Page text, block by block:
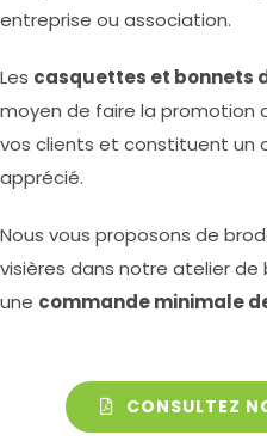
entreprise ou association.
Les casquettes et bonnets
moyen de faire la promotion
vos clients et constituent un
apprécié.
Nous vous proposons de
visières dans notre atelier de
une commande minimale
CONSULTEZ